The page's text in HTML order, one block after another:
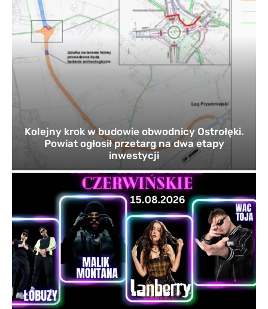
Kolejny krok w budowie obwodnicy Ostrołęki.
Powiat ogłosił przetarg na dwa etapy
inwestycji